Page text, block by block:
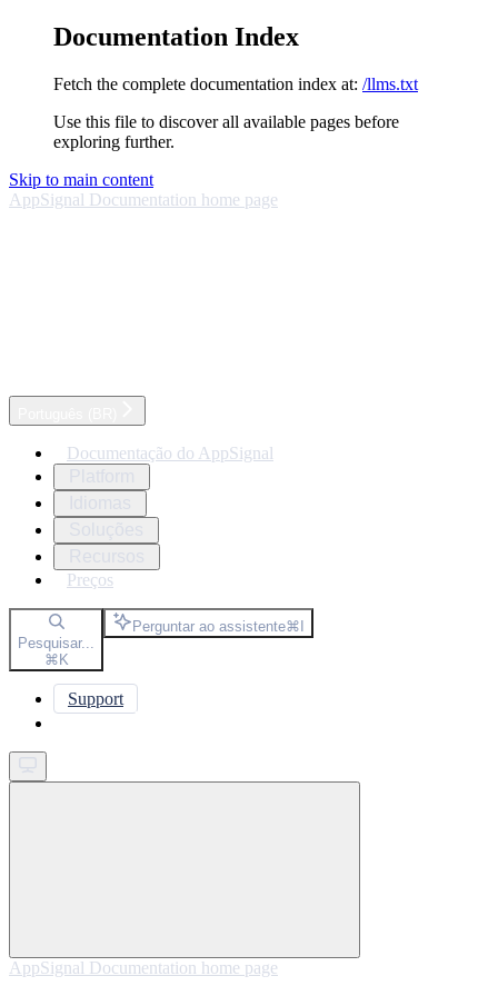
Documentation Index
Fetch the complete documentation index at: /llms.txt
Use this file to discover all available pages before
exploring further.
Skip to main content
AppSignal Documentation home page
Documentação do AppSignal
Preços
Pesquisar...
⌘K
Perguntar ao assistente⌘I
Support
AppSignal Documentation home page